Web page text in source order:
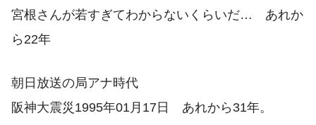
宮根さんが若すぎてわからないくらいだ… あれか
ら22年
朝日放送の局アナ時代
阪神大震災1995年01月17日 あれから31年。